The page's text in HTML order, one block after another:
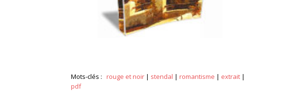
Mots-clés : rouge et noir | stendal | romantisme | extrait |
pdf